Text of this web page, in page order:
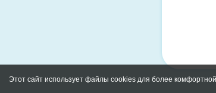
Этот сайт использует файлы cookies для более